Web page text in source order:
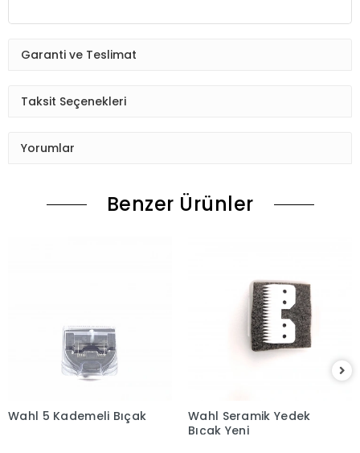
Garanti ve Teslimat
Taksit Seçenekleri
Yorumlar
Benzer Ürünler
Wahl 5 Kademeli Bıçak
Wahl Seramik Yedek
Bıçak Yeni